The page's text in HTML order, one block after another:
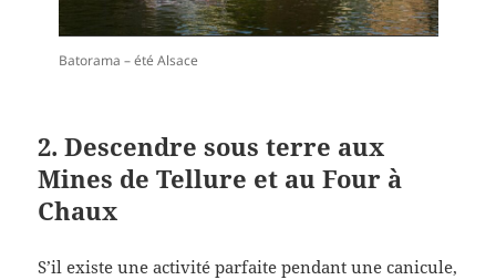
Batorama – été Alsace
2. Descendre sous terre aux
Mines de Tellure et au Four à
Chaux
S’il existe une activité parfaite pendant une canicule,